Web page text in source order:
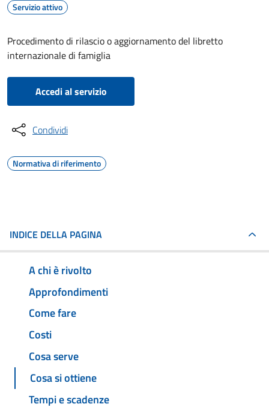
Servizio attivo
Procedimento di rilascio o aggiornamento del libretto
internazionale di famiglia
Accedi al servizio
Condividi
Normativa di riferimento
INDICE DELLA PAGINA
A chi è rivolto
Approfondimenti
Come fare
Costi
Cosa serve
Cosa si ottiene
Tempi e scadenze